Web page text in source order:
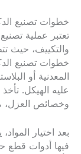
خطوات تصنيع
تعتبر عملية
والتكييف، حيث
خطوات تصنيع
المعدنية أو
عليه الهيكل.
وخصائص العزل،
بعد اختيار
فيها أدوات قطع